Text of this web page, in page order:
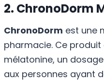
2. ChronoDorm
ChronoDorm est une
pharmacie. Ce produit
mélatonine, un
aux personnes ayant